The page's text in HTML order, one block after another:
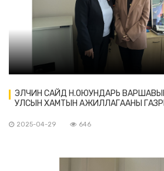
ЭЛЧИН САЙД Н.ОЮУНДАРЬ
УЛСЫН ХАМТЫН АЖИЛЛАГААНЫ
2025-04-29 646